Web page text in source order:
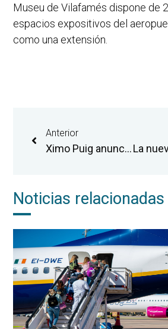
Museu de Vilafamés dispone de
espacios expositivos del
como una extensión.
Anterior
Ximo Puig anuncia la licitación de la redacción del proyecto del futuro “polo empresarial” del aeropuerto de Castellón
Noticias relacionadas